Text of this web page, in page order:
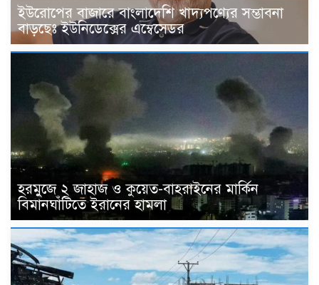
ইউরোপের বাজারে বাংলাদেশি খাদ্যপণ্যের সম্ভাবনা
বাড়ছেঃ ইউনিডেক্সের এম্বেসেডর
হরমুজে ২ জাহাজ ও কুয়েত-বাহরাইনের মার্কিন
বিমানঘাঁটিতে ইরানের হামলা